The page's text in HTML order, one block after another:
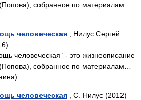
собранное по материалам…
человеческая , Нилус Сергей
человеческая` - это жизнеописание
собранное по материалам…
человеческая , С. Нилус (2012)